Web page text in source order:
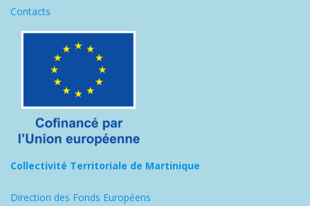
Contacts
Collectivité Territoriale de Martinique
Direction des Fonds Européens